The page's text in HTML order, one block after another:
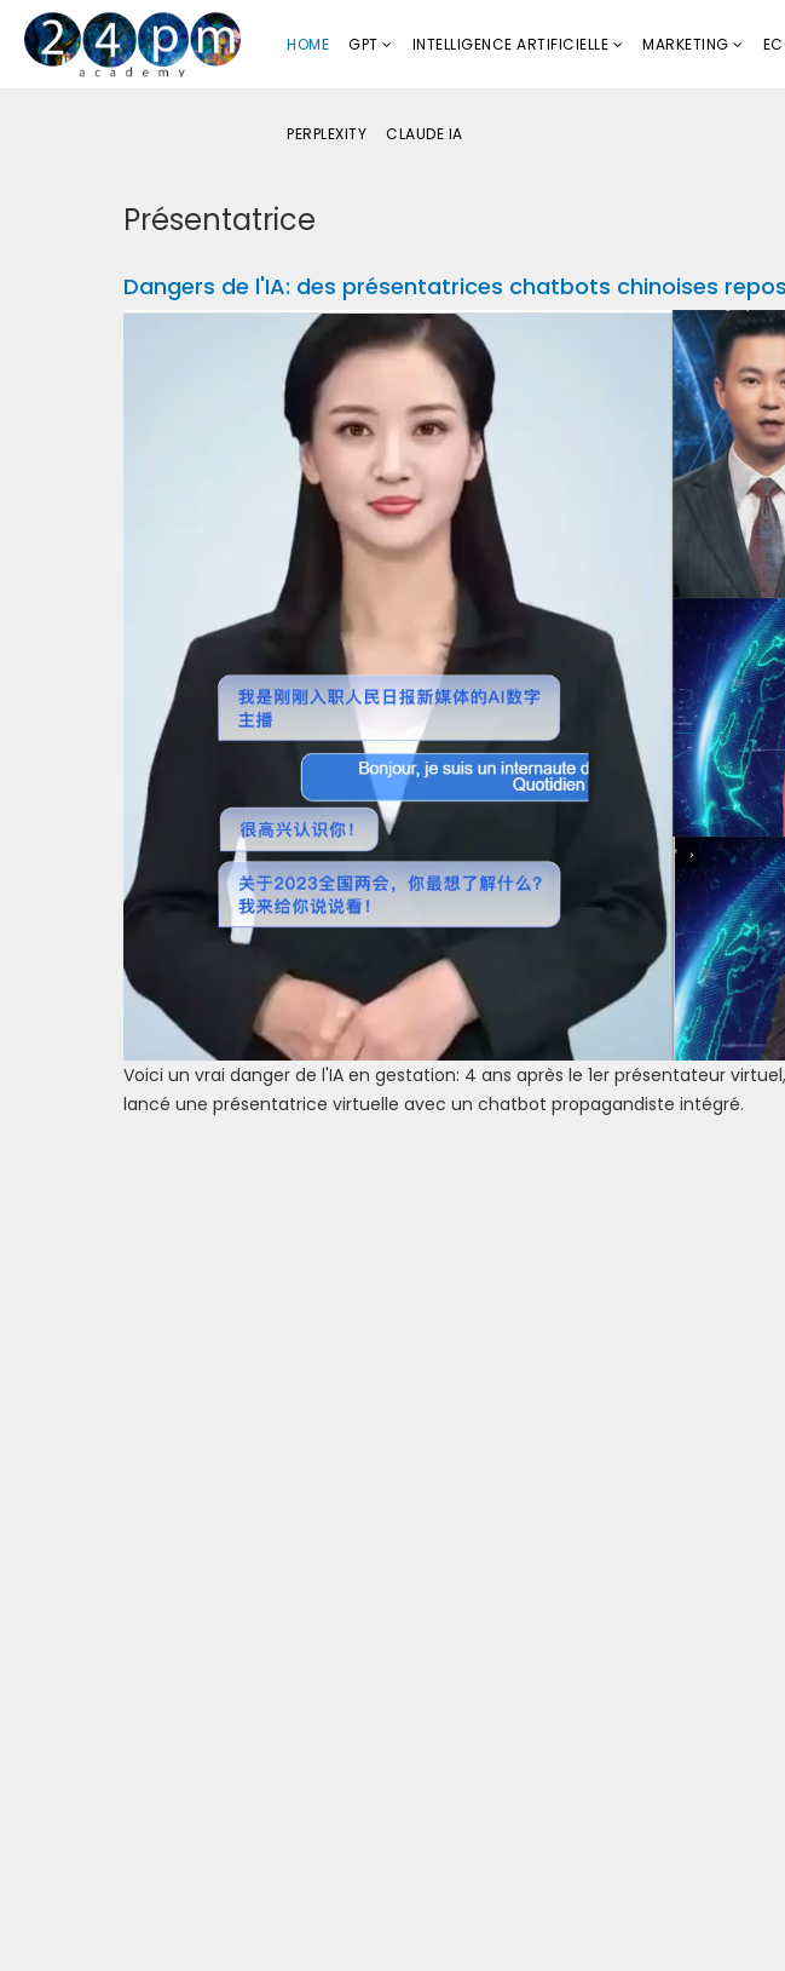
HOME GPT INTELLIGENCE ARTIFICIELLE MARKETING
PERPLEXITY CLAUDE IA
Présentatrice
Dangers de l'IA: des présentatrices chatbots chinoises
Voici un vrai danger de l'IA en gestation: 4 ans après le 1er présentateur
lancé une présentatrice virtuelle avec un chatbot propagandiste intégré.